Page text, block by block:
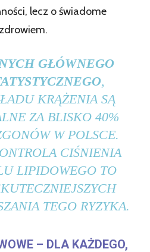
lecz o świadome
GŁÓWNEGO
,
KRĄŻENIA SĄ
ZA BLISKO 40%
W POLSCE.
CIŚNIENIA
LIPIDOWEGO TO
TEGO RYZYKA.
– DLA KAŻDEGO,